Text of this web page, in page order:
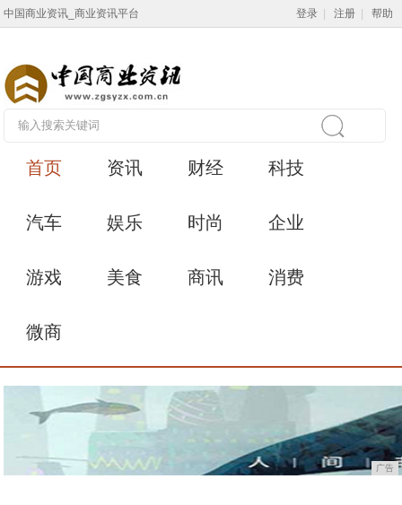
中国商业资讯_商业资讯平台 登录 注册 帮助
首页 资讯 财经 科技
汽车 娱乐 时尚 企业
游戏 美食 商讯 消费
微商
广告